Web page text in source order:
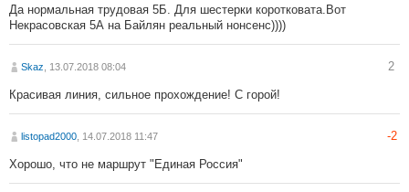
Да нормальная трудовая 5Б. Для шестерки коротковата.Вот
Некрасовская 5А на Байлян реальный нонсенс))))
Skaz , 13.07.2018 08:04 2
Красивая линия, сильное прохождение! С горой!
listopad2000 , 14.07.2018 11:47 -2
Хорошо, что не маршрут "Единая Россия"